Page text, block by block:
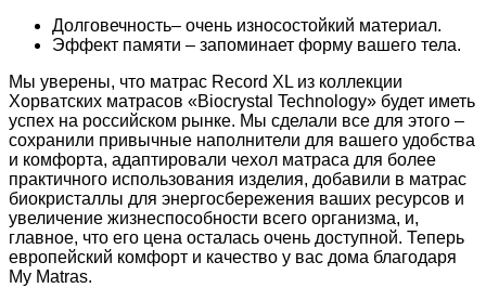
Долговечность– очень износостойкий материал.
Эффект памяти – запоминает форму вашего тела.
Мы уверены, что матрас Record XL из коллекции
Хорватских матрасов «Biocrystal Technology» будет иметь
успех на российском рынке. Мы сделали все для этого –
сохранили привычные наполнители для вашего удобства
и комфорта, адаптировали чехол матраса для более
практичного использования изделия, добавили в матрас
биокристаллы для энергосбережения ваших ресурсов и
увеличение жизнеспособности всего организма, и,
главное, что его цена осталась очень доступной. Теперь
европейский комфорт и качество у вас дома благодаря
My Matras.